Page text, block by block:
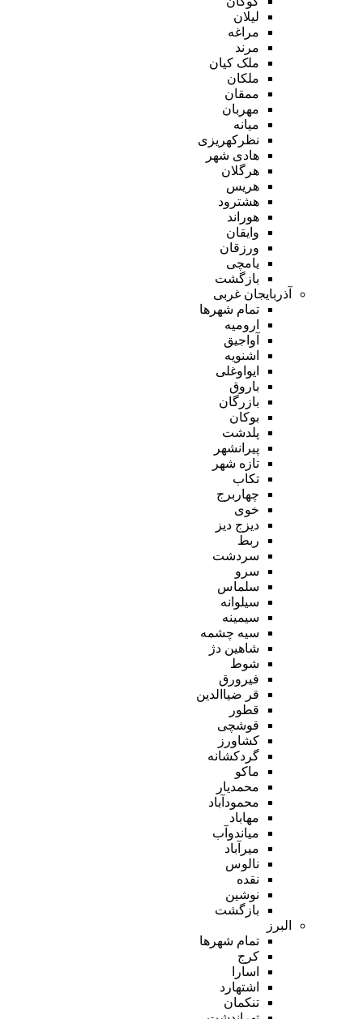
لیلان
مراغه
مرند
ملک کیان
ملکان
ممقان
مهربان
میانه
نظرکهریزی
هادی شهر
هرگلان
هریس
هشترود
هوراند
وایقان
ورزقان
یامچی
بازگشت
آذربایجان غربی
تمام شهر‌ها
ارومیه
آواجیق
اشنویه
ایواوغلی
باروق
بازرگان
بوکان
پلدشت
پیرانشهر
تازه شهر
تکاب
چهاربرج
خوی
دیزج دیز
ربط
سردشت
سرو
سلماس
سیلوانه
سیمینه
سیه چشمه
شاهین دژ
شوط
فیرورق
قر ضیاالدین
قطور
قوشچی
کشاورز
گردکشانه
ماکو
محمدیار
محمودآباد
مهاباد
میاندوآب
میرآباد
نالوس
نقده
نوشین
بازگشت
البرز
تمام شهر‌ها
کرج
اسارا
اشتهارد
تنکمان